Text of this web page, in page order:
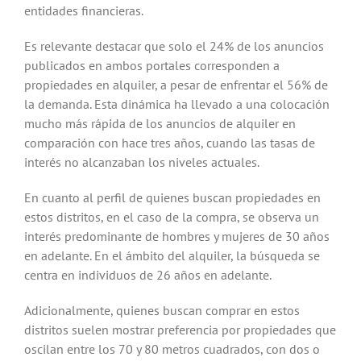
entidades financieras.
Es relevante destacar que solo el 24% de los anuncios
publicados en ambos portales corresponden a
propiedades en alquiler, a pesar de enfrentar el 56% de
la demanda. Esta dinámica ha llevado a una colocación
mucho más rápida de los anuncios de alquiler en
comparación con hace tres años, cuando las tasas de
interés no alcanzaban los niveles actuales.
En cuanto al perfil de quienes buscan propiedades en
estos distritos, en el caso de la compra, se observa un
interés predominante de hombres y mujeres de 30 años
en adelante. En el ámbito del alquiler, la búsqueda se
centra en individuos de 26 años en adelante.
Adicionalmente, quienes buscan comprar en estos
distritos suelen mostrar preferencia por propiedades que
oscilan entre los 70 y 80 metros cuadrados, con dos o